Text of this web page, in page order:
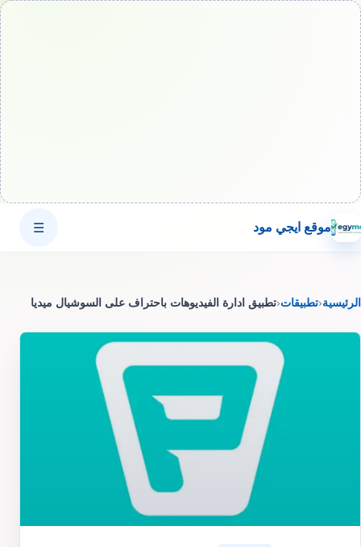
موقع ايجي مود ☰
الرئيسية‹تطبيقات‹تطبيق ادارة الفيديوهات باحتراف على السوشيال ميديا